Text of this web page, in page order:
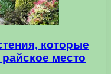
которые
место